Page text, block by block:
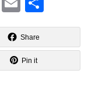
a
c
e
b
m
ail
有
Share
Pin it